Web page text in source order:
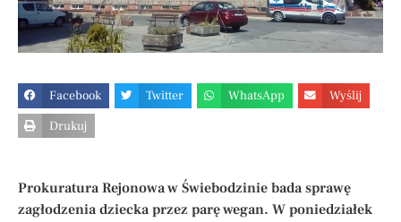
Facebook Twitter WhatsApp
Wyślij
Drukuj
Prokuratura Rejonowa w Świebodzinie bada sprawę
zagłodzenia dziecka przez parę wegan. W poniedziałek